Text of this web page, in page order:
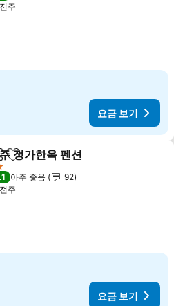
전주
요금 보기
즐겨찾기에 추가
정가한옥 펜션
급
아주 좋음
92
전주
요금 보기